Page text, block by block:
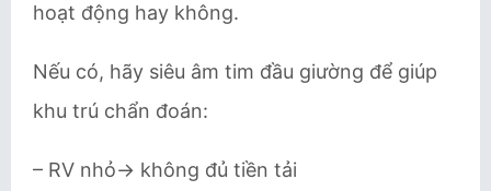
hoạt động hay không.
Nếu có, hãy siêu âm tim đầu giường để giúp
khu trú chẩn đoán:
– RV nhỏ→ không đủ tiền tải